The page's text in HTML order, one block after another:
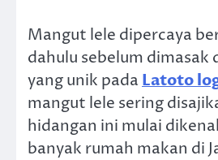
Mangut lele dipercaya
dahulu sebelum dimasak
yang unik pada Latoto
mangut lele sering
hidangan ini mulai
banyak rumah makan di